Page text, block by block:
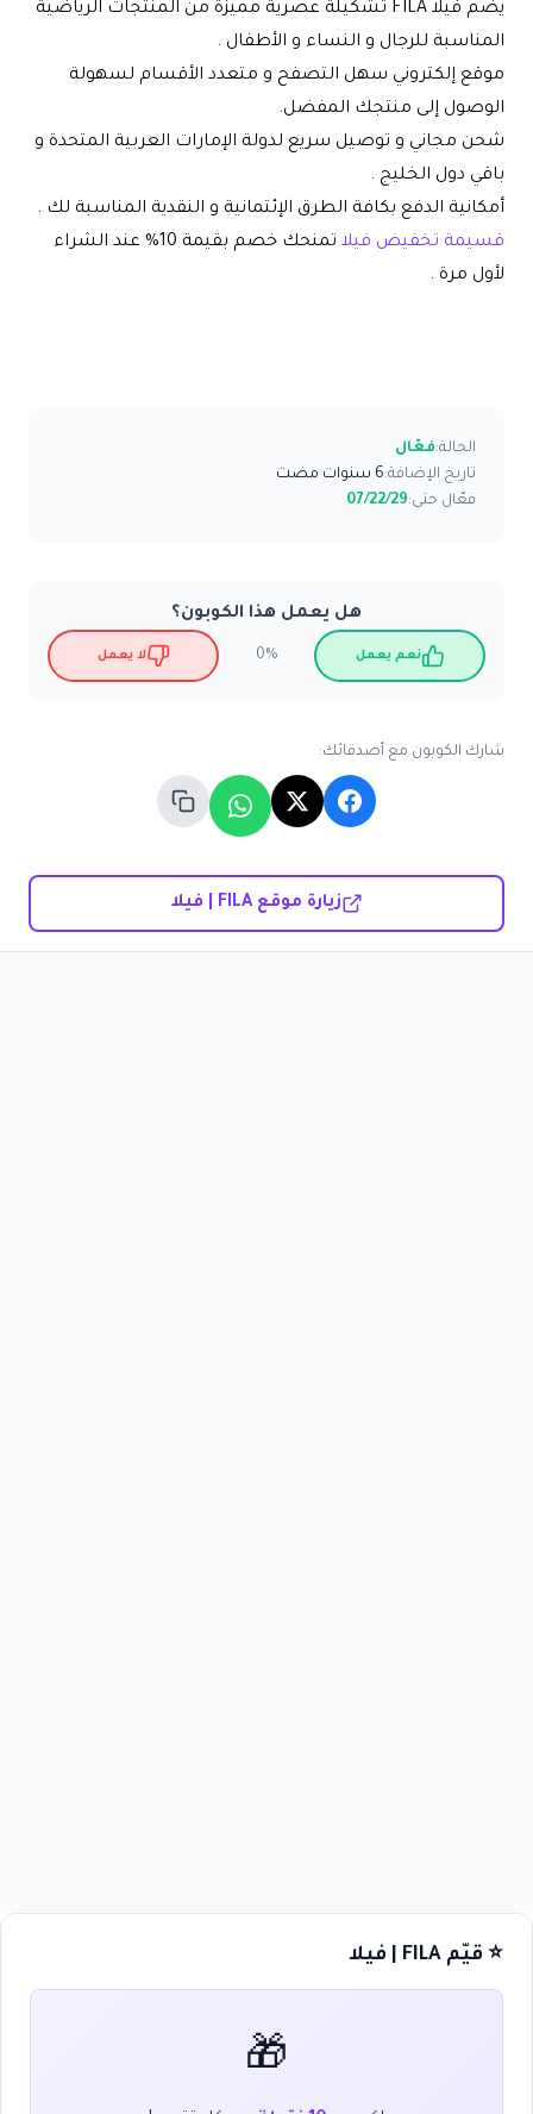
يضم فيلا FILA
تشكيلة عصرية مميزة من المنتجات الرياضية
المناسبة للرجال و النساء و الأطفال .
موقع إلكتروني سهل التصفح و متعدد الأقسام لسهولة
الوصول إلى منتجك المفضل.
شحن مجاني و توصيل سريع لدولة الإمارات العربية المتحدة و
باقي دول الخليج .
أمكانية الدفع بكافة الطرق الإئتمانية و النقدية المناسبة لك .
قسيمة تخفيض فيلا
تمنحك خصم بقيمة 10% عند الشراء
لأول مرة .
الحالة:فعّال
تاريخ الإضافة:6 سنوات مضت
فعّال حتى:07/22/29
هل يعمل هذا الكوبون؟
نعم يعمل 0% لا يعمل
شارك الكوبون مع أصدقائك:
زيارة موقع FILA | فيلا
⭐ قيّم FILA | فيلا
🎁